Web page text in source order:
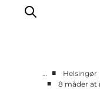
… ■
Helsingør
■
8 måder at